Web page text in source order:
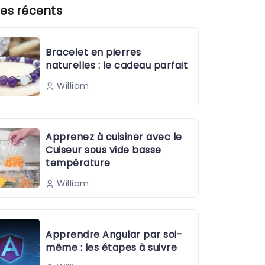
récents
Bracelet en pierres
naturelles : le cadeau parfait
William
Apprenez à cuisiner avec le
Cuiseur sous vide basse
température
William
Apprendre Angular par soi-
même : les étapes à suivre